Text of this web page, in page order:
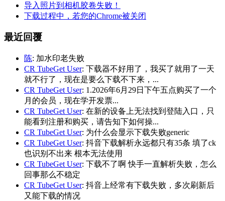
导入照片到相机胶卷失败！
下载过程中，若您的Chrome被关闭
最近回覆
陈: 加水印老失败
CR TubeGet User: 下载器不好用了，我买了就用了一天
就不行了，现在是要么下载不下来，...
CR TubeGet User: 1.2026年6月29日下午五点购买了一个
月的会员，现在学开发票...
CR TubeGet User: 在新的设备上无法找到登陆入口，只
能看到注册和购买，请告知下如何操...
CR TubeGet User: 为什么会显示下载失败generic
CR TubeGet User: 抖音下载解析永远都只有35条 填了ck
也识别不出来 根本无法使用
CR TubeGet User: 下载不了啊 快手一直解析失败，怎么
回事那么不稳定
CR TubeGet User: 抖音上经常有下载失败，多次刷新后
又能下载的情况